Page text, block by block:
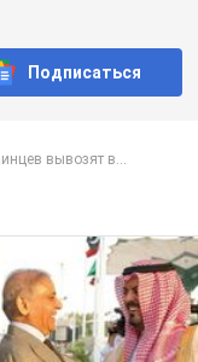
Подписаться
вывозят в...